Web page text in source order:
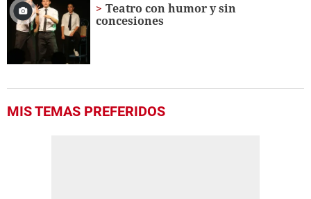
Teatro con humor y sin
concesiones
MIS TEMAS PREFERIDOS